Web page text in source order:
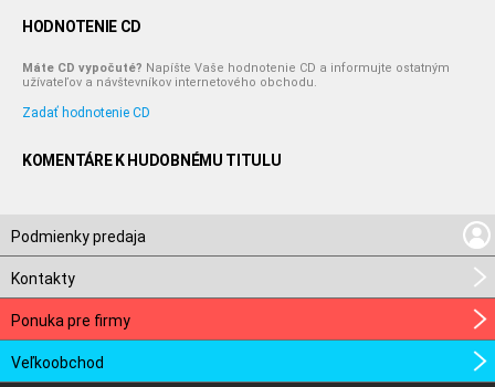
HODNOTENIE CD
Máte CD vypočuté? Napíšte Vaše hodnotenie CD a informujte ostatným
užívateľov a návštevníkov internetového obchodu.
Zadať hodnotenie CD
KOMENTÁRE K HUDOBNÉMU TITULU
Podmienky predaja
Kontakty
Ponuka pre firmy
Veľkoobchod